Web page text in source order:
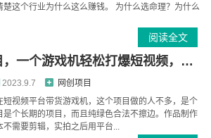
这个行业为什么这么赚钱。 为什么选命理？为什么
阅读全文
抖音带货蓝海项目，一个游戏机轻松打爆短视频，小白业能轻松上手
2023.9.7
网创项目
视频平台带货游戏机，这个项目做的人不多，是个
个长期的项目，而且纯绿色合法不擦边。作品制作
不需要剪辑，实拍之后用平台...